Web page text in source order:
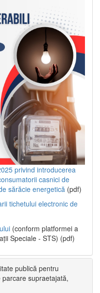
privind introducerea
casnici de
sărăcie energetică (pdf)
tichetului electronic de
(conform platformei a
Speciale - STS) (pdf)
publică pentru
parcare supraetajată,